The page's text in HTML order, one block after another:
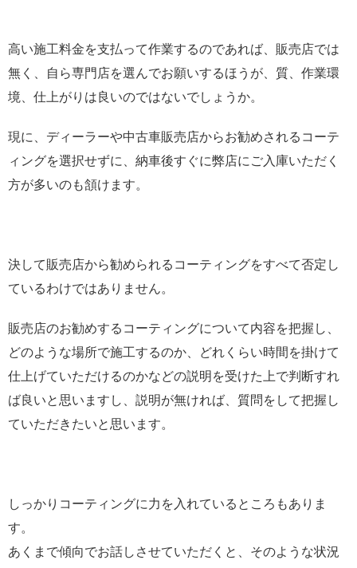
高い施工料金を支払って作業するのであれば、販売店では
無く、自ら専門店を選んでお願いするほうが、質、作業環
境、仕上がりは良いのではないでしょうか。
現に、ディーラーや中古車販売店からお勧めされるコーテ
ィングを選択せずに、納車後すぐに弊店にご入庫いただく
方が多いのも頷けます。
決して販売店から勧められるコーティングをすべて否定し
ているわけではありません。
販売店のお勧めするコーティングについて内容を把握し、
どのような場所で施工するのか、どれくらい時間を掛けて
仕上げていただけるのかなどの説明を受けた上で判断すれ
ば良いと思いますし、説明が無ければ、質問をして把握し
ていただきたいと思います。
しっかりコーティングに力を入れているところもありま
す。
あくまで傾向でお話しさせていただくと、そのような状況